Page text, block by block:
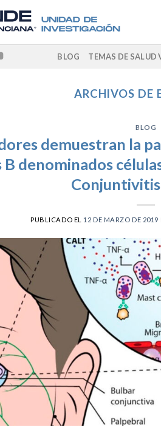
BLOG TEMAS DE SALUD
ARCHIVOS DE
BLOG
demuestran la
denominados
PUBLICADO EL 12 DE MARZO DE 2019